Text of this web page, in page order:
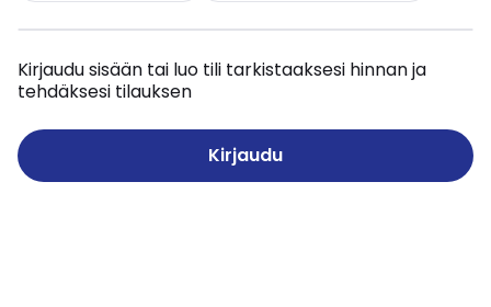
Kirjaudu sisään tai luo tili tarkistaaksesi hinnan ja
tehdäksesi tilauksen
Kirjaudu